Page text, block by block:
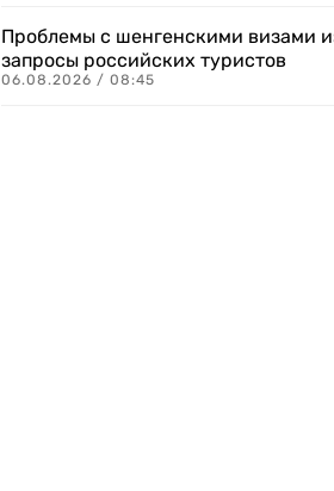
Проблемы с шенгенскими визами
запросы российских туристов
06.08.2026 / 08:45